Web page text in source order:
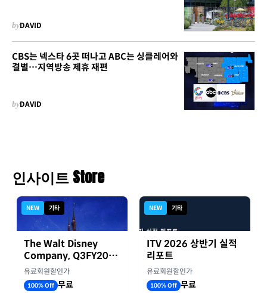
byDAVID
CBS는 넥스타 6곳 떠나고 ABC는 싱클레어와
결별…지역방송 제휴 재편
byDAVID
인사이트 Store
NEW 기타
The Walt Disney
Company, Q3FY2026
실적자료
유료회원할인가
100% Off 무료
NEW 기타
ITV 2026 상반기 실적
리포트
유료회원할인가
100% Off 무료